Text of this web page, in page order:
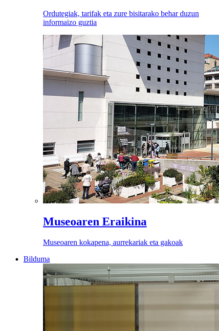
Ordutegiak, tarifak eta zure bisitarako behar duzun
informaizo guztia
Museoaren Eraikina
Museoaren kokapena, aurrekariak eta gakoak
Bilduma